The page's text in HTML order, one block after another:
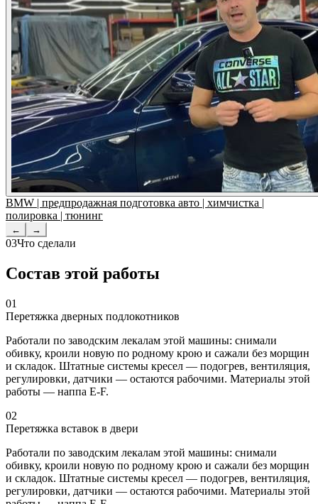
BMW | предпродажная подготовка авто | химчистка |
полировка | тюнинг
← →
03Что сделали
Состав этой работы
01
Перетяжка дверных подлокотников
Работали по заводским лекалам этой машины: снимали
обивку, кроили новую по родному крою и сажали без морщин
и складок. Штатные системы кресел — подогрев, вентиляция,
регулировки, датчики — остаются рабочими. Материалы этой
работы — наппа E-F.
02
Перетяжка вставок в двери
Работали по заводским лекалам этой машины: снимали
обивку, кроили новую по родному крою и сажали без морщин
и складок. Штатные системы кресел — подогрев, вентиляция,
регулировки, датчики — остаются рабочими. Материалы этой